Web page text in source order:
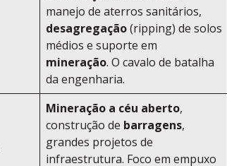
manejo de aterros sanitários,
desagregação(ripping) de solos
médios e suporte em
mineração. O cavalo de batalha
da engenharia.
Mineração a céu aberto,
construção de barragens,
grandes projetos de
infraestrutura. Foco em empuxo